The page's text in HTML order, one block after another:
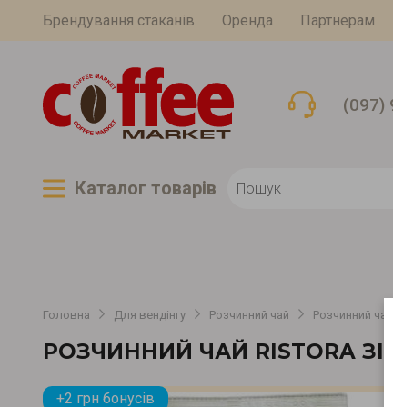
Брендування стаканів Оренда Партнерам
(097)
Каталог товарiв
Головна Для вендінгу Розчинний чай Розчинний чай
РОЗЧИННИЙ ЧАЙ RISTORA
+2 грн бонусів